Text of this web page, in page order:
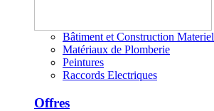
Bâtiment et Construction Materiel
Matériaux de Plomberie
Peintures
Raccords Electriques
Offres